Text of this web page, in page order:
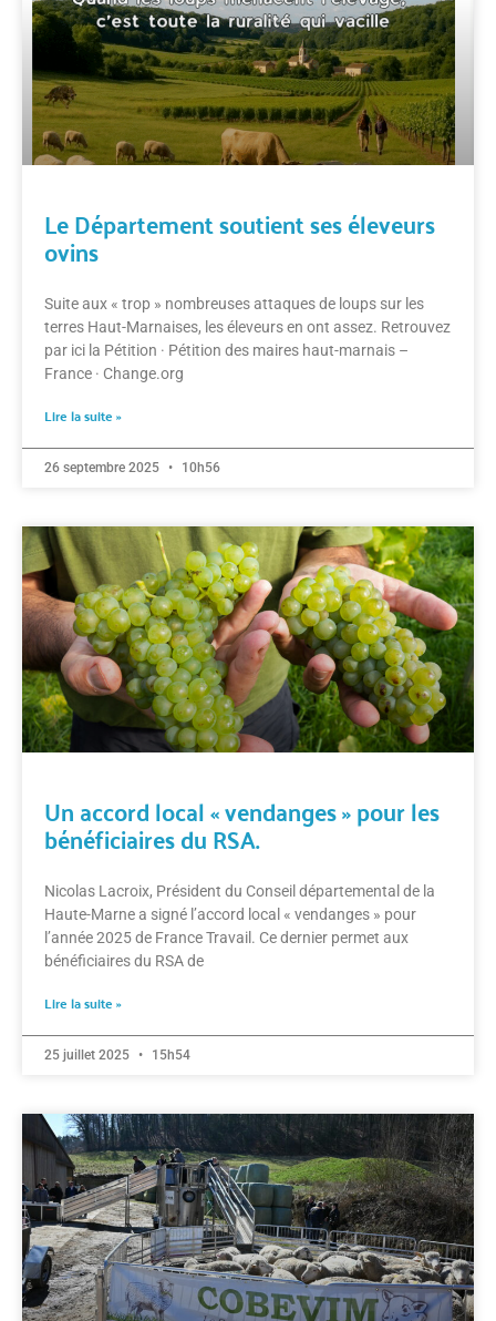
Le Département soutient ses éleveurs
ovins
Suite aux « trop » nombreuses attaques de loups sur les
terres Haut-Marnaises, les éleveurs en ont assez. Retrouvez
par ici la Pétition · Pétition des maires haut-marnais –
France · Change.org
Lire la suite »
26 septembre 2025 10h56
Un accord local « vendanges » pour les
bénéficiaires du RSA.
Nicolas Lacroix, Président du Conseil départemental de la
Haute-Marne a signé l’accord local « vendanges » pour
l’année 2025 de France Travail. Ce dernier permet aux
bénéficiaires du RSA de
Lire la suite »
25 juillet 2025 15h54